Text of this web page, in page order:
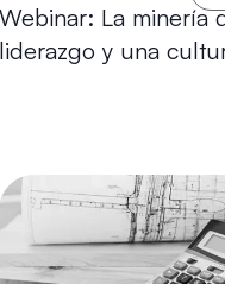
La minería
y una